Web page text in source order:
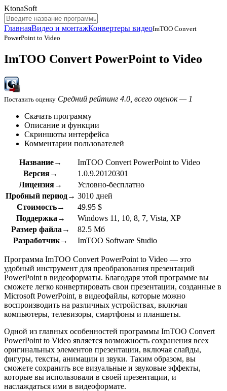
KtonaSoft
ГлавнаяВидео и монтажКонвертеры видеоImTOO Convert
PowerPoint to Video
ImTOO Convert PowerPoint to Video
Поставить оценку Средний рейтинг 4.0, всего оценок — 1
Скачать программу
Описание и функции
Скриншоты интерфейса
Комментарии пользователей
Название→
ImTOO Convert PowerPoint to Video
Версия→
1.0.9.20120301
Лицензия→
Условно-бесплатно
Пробный период→ 3010 дней
Стоимость→
49.95 $
Поддержка→
Windows 11, 10, 8, 7, Vista, XP
Размер файла→
82.5 Мб
Разработчик→
ImTOO Software Studio
Программа ImTOO Convert PowerPoint to Video — это
удобный инструмент для преобразования презентаций
PowerPoint в видеоформаты. Благодаря этой программе вы
сможете легко конвертировать свои презентации, созданные в
Microsoft PowerPoint, в видеофайлы, которые можно
воспроизводить на различных устройствах, включая
компьютеры, телевизоры, смартфоны и планшеты.
Одной из главных особенностей программы ImTOO Convert
PowerPoint to Video является возможность сохранения всех
оригинальных элементов презентации, включая слайды,
фигуры, тексты, анимации и звуки. Таким образом, вы
сможете сохранить все визуальные и звуковые эффекты,
которые вы использовали в своей презентации, и
наслаждаться ими в видеоформате.